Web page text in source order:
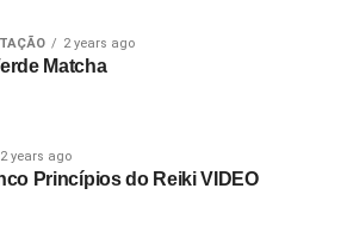
2 years ago
Matcha
2 years ago
Princípios do Reiki VIDEO